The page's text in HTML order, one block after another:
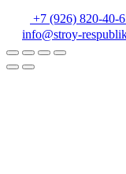
+7 (926) 820-40-
info@stroy-